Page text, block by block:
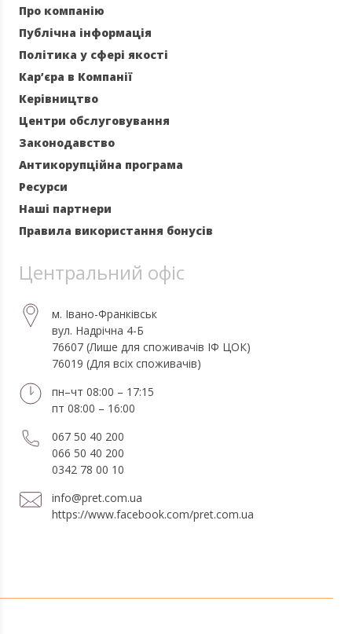
Про компанію
Публічна інформація
Політика у сфері якості
Кар’єра в Компанії
Керівництво
Центри обслуговування
Законодавство
Антикорупційна програма
Ресурси
Наші партнери
Правила використання бонусів
Центральний офіс
м. Івано-Франківськ
вул. Надрічна 4-Б
76607 (Лише для споживачів ІФ ЦОК)
76019 (Для всіх споживачів)
пн–чт 08:00 – 17:15
пт 08:00 – 16:00
067 50 40 200
066 50 40 200
0342 78 00 10
info@pret.com.ua
https://www.facebook.com/pret.com.ua